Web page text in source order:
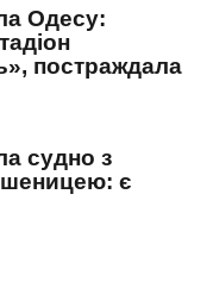
Одесу:
постраждала
судно з
є